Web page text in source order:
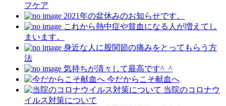
フケア
2021年の盆休みのお知らせです。
これから熱中症や貧血になる人が増えてし
まいます。
身近な人に股関節の痛みをとってもらう方
法
気持ちが清々して最高です^_^
今だからこそ献血へ
当院のコロナウ
イルス対策について